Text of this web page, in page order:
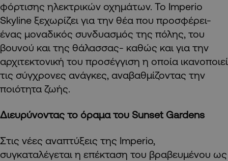
φόρτισης ηλεκτρικών οχημάτων. Το Imperio
Skyline ξεχωρίζει για την θέα που προσφέρει-
ένας μοναδικός συνδυασμός της πόλης, του
βουνού και της θάλασσας- καθώς και για την
αρχιτεκτονική του προσέγγιση η οποία ικανοποιεί
τις σύγχρονες ανάγκες, αναβαθμίζοντας την
ποιότητα ζωής.
Διευρύνοντας το όραμα του Sunset Gardens
Στις νέες αναπτύξεις της Imperio,
συγκαταλέγεται η επέκταση του βραβευμένου ως